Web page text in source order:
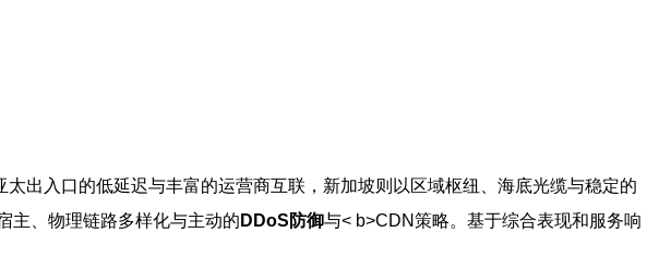
出入口的低延迟与丰富的运营商互联，新加坡则以区域枢纽、海底光缆与稳定的
主、物理链路多样化与主动的 DDoS防御与< b>CDN策略。基于综合表现和服务响